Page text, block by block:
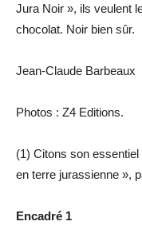
Jura Noir », ils veulent
chocolat. Noir bien sûr.
Jean-Claude Barbeaux
Photos : Z4 Editions.
(1) Citons son
en terre jurassienne »,
Encadré 1